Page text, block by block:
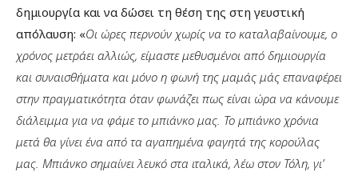
δημιουργία και να δώσει τη θέση της στη γευστική
απόλαυση: «Οι ώρες περνούν χωρίς να το καταλαβαίνουμε, ο
χρόνος μετράει αλλιώς, είμαστε μεθυσμένοι από δημιουργία
και συναισθήματα και μόνο η φωνή της μαμάς μάς επαναφέρει
στην πραγματικότητα όταν φωνάζει πως είναι ώρα να κάνουμε
διάλειμμα για να φάμε το μπιάνκο μας. Το μπιάνκο χρόνια
μετά θα γίνει ένα από τα αγαπημένα φαγητά της κορούλας
μας. Μπιάνκο σημαίνει λευκό στα ιταλικά, λέω στον Τόλη, γι’